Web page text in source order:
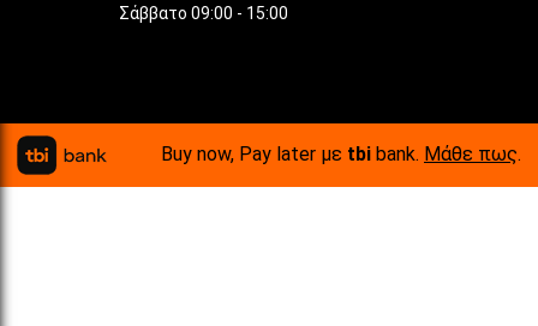
Σάββατο 09:00 - 15:00
Buy now, Pay later με tbi bank. Μάθε πως.